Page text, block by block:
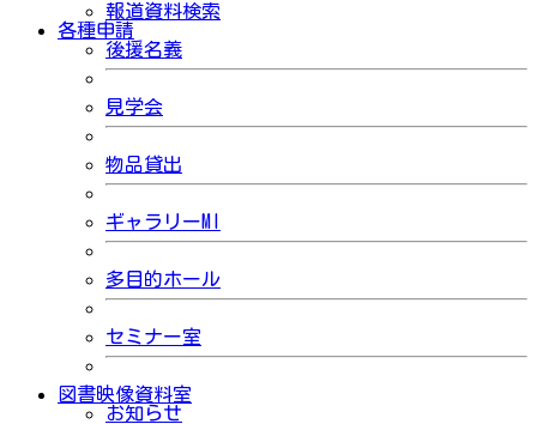
報道資料検索
各種申請
後援名義
見学会
物品貸出
ギャラリーMI
多目的ホール
セミナー室
図書映像資料室
お知らせ